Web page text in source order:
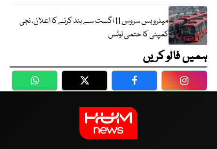
میٹرو بس سروس 11 اگست سے بند کرنے کا اعلان، نجی
کمپنی کا حتمی نوٹس
ہمیں فالو کریں
WhatsApp Twitter Facebook